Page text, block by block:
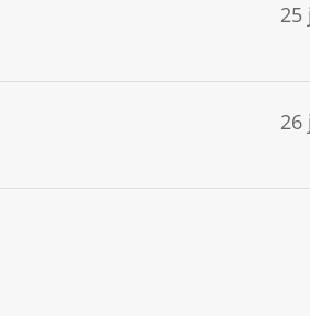
25
26